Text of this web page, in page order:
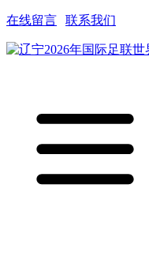
在线留言 联系我们